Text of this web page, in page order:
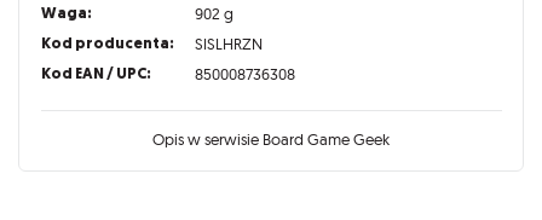
Waga: 902 g
Kod producenta: SISLHRZN
Kod EAN / UPC: 850008736308
Opis w serwisie Board Game Geek